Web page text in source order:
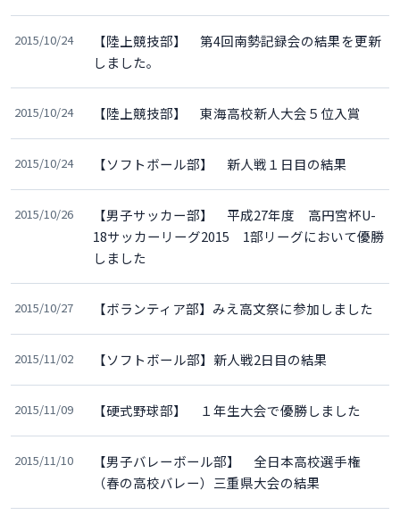
2015/10/24
【陸上競技部】 第4回南勢記録会の結果を更新
しました。
2015/10/24 【陸上競技部】 東海高校新人大会５位入賞
2015/10/24 【ソフトボール部】 新人戦１日目の結果
2015/10/26
【男子サッカー部】 平成27年度 高円宮杯U-
18サッカーリーグ2015 1部リーグにおいて優勝
しました
2015/10/27 【ボランティア部】みえ高文祭に参加しました
2015/11/02 【ソフトボール部】新人戦2日目の結果
2015/11/09 【硬式野球部】 １年生大会で優勝しました
2015/11/10
【男子バレーボール部】 全日本高校選手権
（春の高校バレー）三重県大会の結果